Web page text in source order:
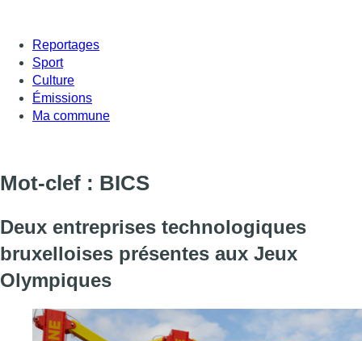
Reportages
Sport
Culture
Émissions
Ma commune
Mot-clef : BICS
Deux entreprises technologiques
bruxelloises présentes aux Jeux
Olympiques